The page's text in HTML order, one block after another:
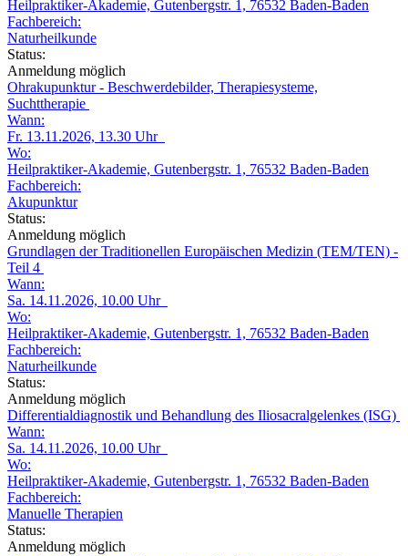
Heilpraktiker-Akademie, Gutenbergstr. 1, 76532 Baden-Baden
Fachbereich:
Naturheilkunde
Status:
Anmeldung möglich
Ohrakupunktur - Beschwerdebilder, Therapiesysteme,
Suchttherapie
Wann:
Fr. 13.11.2026, 13.30 Uhr
Wo:
Heilpraktiker-Akademie, Gutenbergstr. 1, 76532 Baden-Baden
Fachbereich:
Akupunktur
Status:
Anmeldung möglich
Grundlagen der Traditionellen Europäischen Medizin (TEM/TEN) -
Teil 4
Wann:
Sa. 14.11.2026, 10.00 Uhr
Wo:
Heilpraktiker-Akademie, Gutenbergstr. 1, 76532 Baden-Baden
Fachbereich:
Naturheilkunde
Status:
Anmeldung möglich
Differentialdiagnostik und Behandlung des Iliosacralgelenkes (ISG)
Wann:
Sa. 14.11.2026, 10.00 Uhr
Wo:
Heilpraktiker-Akademie, Gutenbergstr. 1, 76532 Baden-Baden
Fachbereich:
Manuelle Therapien
Status:
Anmeldung möglich